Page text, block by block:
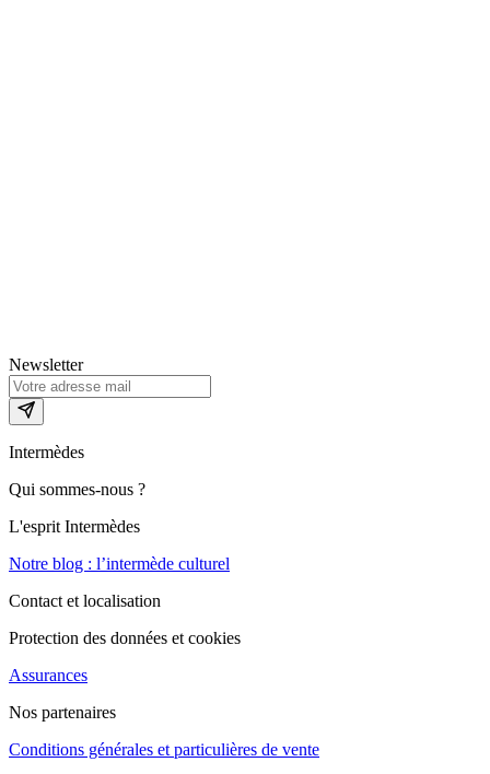
Newsletter
Intermèdes
Qui sommes-nous ?
L'esprit Intermèdes
Notre blog : l’intermède culturel
Contact et localisation
Protection des données et cookies
Assurances
Nos partenaires
Conditions générales et particulières de vente